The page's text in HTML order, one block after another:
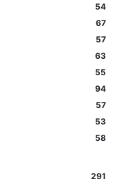
54
67
57
63
55
94
57
53
58
291